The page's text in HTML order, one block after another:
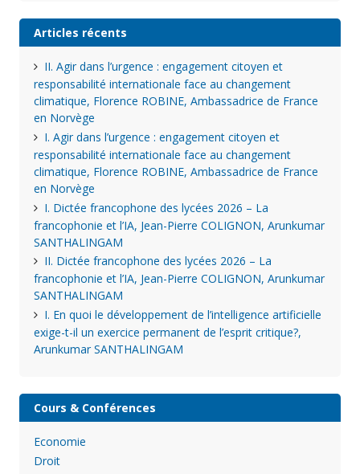
Articles récents
II. Agir dans l’urgence : engagement citoyen et
responsabilité internationale face au changement
climatique, Florence ROBINE, Ambassadrice de France
en Norvège
I. Agir dans l’urgence : engagement citoyen et
responsabilité internationale face au changement
climatique, Florence ROBINE, Ambassadrice de France
en Norvège
I. Dictée francophone des lycées 2026 – La
francophonie et l’IA, Jean-Pierre COLIGNON, Arunkumar
SANTHALINGAM
II. Dictée francophone des lycées 2026 – La
francophonie et l’IA, Jean-Pierre COLIGNON, Arunkumar
SANTHALINGAM
I. En quoi le développement de l’intelligence artificielle
exige-t-il un exercice permanent de l’esprit critique?,
Arunkumar SANTHALINGAM
Cours & Conférences
Economie
Droit